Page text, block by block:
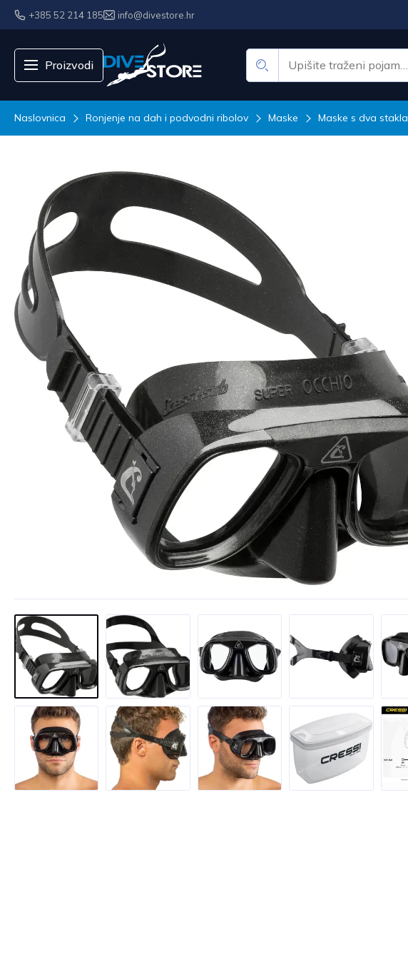
+385 52 214 185 info@divestore.hr
Proizvodi
Naslovnica Ronjenje na dah i podvodni ribolov Maske Maske s dva stakla